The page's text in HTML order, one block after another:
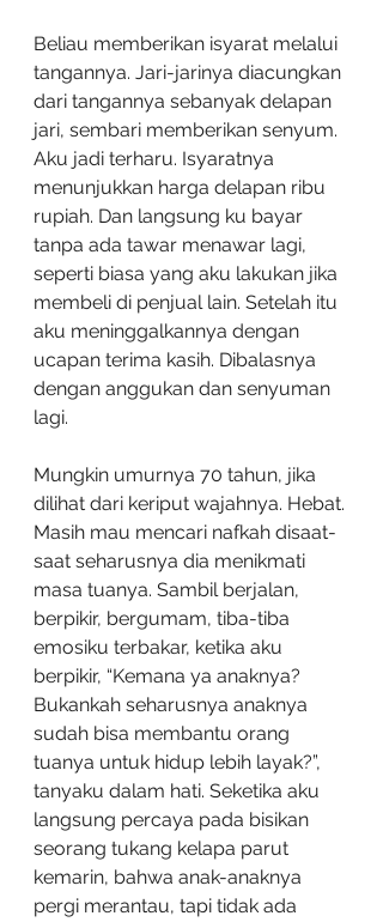
Beliau memberikan isyarat melalui
tangannya. Jari-jarinya diacungkan
dari tangannya sebanyak delapan
jari, sembari memberikan senyum.
Aku jadi terharu. Isyaratnya
menunjukkan harga delapan ribu
rupiah. Dan langsung ku bayar
tanpa ada tawar menawar lagi,
seperti biasa yang aku lakukan jika
membeli di penjual lain. Setelah itu
aku meninggalkannya dengan
ucapan terima kasih. Dibalasnya
dengan anggukan dan senyuman
lagi.
Mungkin umurnya 70 tahun, jika
dilihat dari keriput wajahnya. Hebat.
Masih mau mencari nafkah disaat-
saat seharusnya dia menikmati
masa tuanya. Sambil berjalan,
berpikir, bergumam, tiba-tiba
emosiku terbakar, ketika aku
berpikir, “Kemana ya anaknya?
Bukankah seharusnya anaknya
sudah bisa membantu orang
tuanya untuk hidup lebih layak?”,
tanyaku dalam hati. Seketika aku
langsung percaya pada bisikan
seorang tukang kelapa parut
kemarin, bahwa anak-anaknya
pergi merantau, tapi tidak ada